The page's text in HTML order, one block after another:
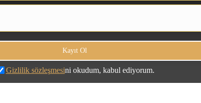
Gizlilik sözleşmesini okudum, kabul ediyorum.